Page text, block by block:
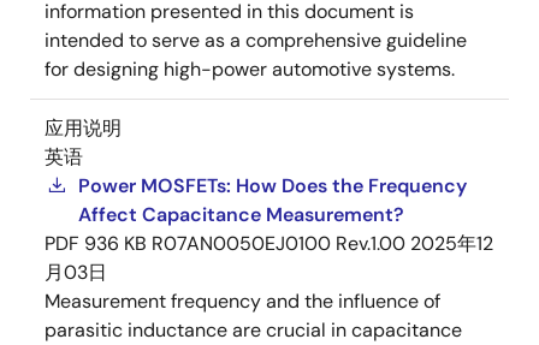
information presented in this document is
intended to serve as a comprehensive guideline
for designing high-power automotive systems.
应用说明
英语
Power MOSFETs: How Does the Frequency
Affect Capacitance Measurement?
PDF 936 KB R07AN0050EJ0100 Rev.1.00 2025年12
月03日
Measurement frequency and the influence of
parasitic inductance are crucial in capacitance